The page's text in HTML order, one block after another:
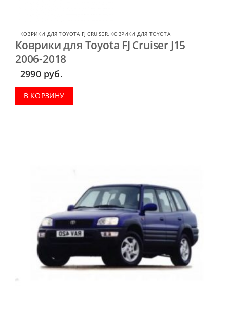
КОВРИКИ ДЛЯ TOYOTA FJ CRUISER, КОВРИКИ ДЛЯ TOYOTA
Коврики для Toyota FJ Cruiser J15
2006-2018
2990 руб.
В КОРЗИНУ